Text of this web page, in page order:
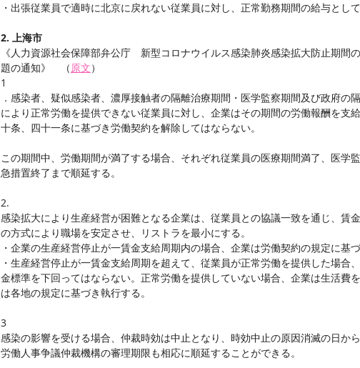
・出張従業員で適時に北京に戻れない従業員に対し、正常勤務期間の給与として
2. 上海市
《人力資源社会保障部弁公庁　新型コロナウイルス感染肺炎感染拡大防止期間
題の通知》　（原文）
1
．感染者、疑似感染者、濃厚接触者の隔離治療期間・医学監察期間及び政府の
により正常労働を提供できない従業員に対し、企業はその期間の労働報酬を支
十条、四十一条に基づき労働契約を解除してはならない。
この期間中、労働期間が満了する場合、それぞれ従業員の医療期間満了、医学
急措置終了まで順延する。
2.
感染拡大により生産経営が困難となる企業は、従業員との協議一致を通じ、賃
の方式により職場を安定させ、リストラを最小にする。
・企業の生産経営停止が一賃金支給周期内の場合、企業は労働契約の規定に基
・生産経営停止が一賃金支給周期を超えて、従業員が正常労働を提供した場合
金標準を下回ってはならない。正常労働を提供していない場合、企業は生活費
は各地の規定に基づき執行する。
3
感染の影響を受ける場合、仲裁時効は中止となり、時効中止の原因消滅の日か
労働人事争議仲裁機構の審理期限も相応に順延することができる。